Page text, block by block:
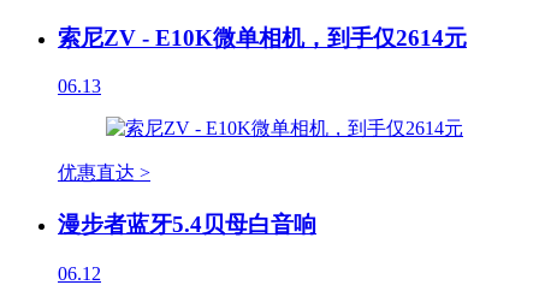
索尼ZV - E10K微单相机，到手仅2614元
06.13
优惠直达 >
漫步者蓝牙5.4贝母白音响
06.12